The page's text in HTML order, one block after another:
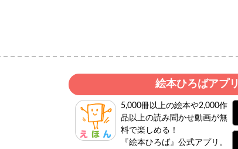
絵本ひろばアプリ
5,000冊以上の絵本や2,000作
品以上の読み聞かせ動画が無
料で楽しめる！
『絵本ひろば』公式アプリ。